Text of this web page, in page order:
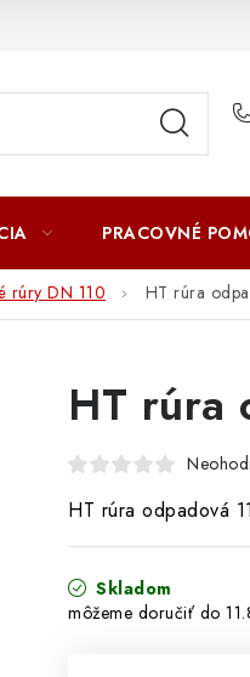
PRACOVNÉ
rúry DN 110 HT rúra
HT rúra
HT rúra odpadová
Skladom